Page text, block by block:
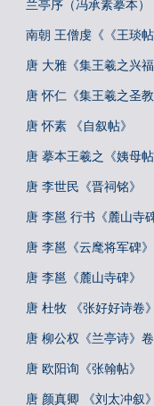
兰亭序（冯承素摹本）
南朝 王僧虔《《王琰
唐 大雅《集王羲之兴福
唐 怀仁《集王羲之圣教
唐 怀素 《自叙帖》
唐 摹本王羲之《姨母帖
唐 李世民《晋祠铭》
唐 李邕 行书《麓山寺碑
唐 李邕《云麾将军碑》
唐 李邕《麓山寺碑》
唐 杜牧 《张好好诗卷》
唐 柳公权《兰亭诗》
唐 欧阳询《张翰帖》
唐 颜真卿 《刘太冲叙》